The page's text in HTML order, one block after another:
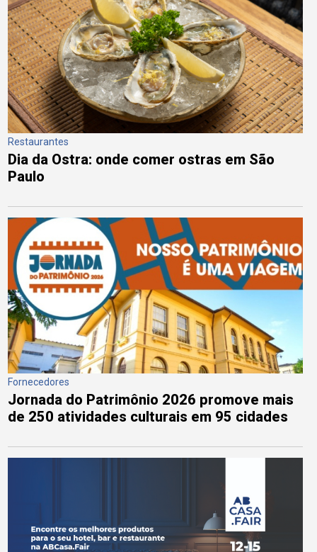
Restaurantes
Dia da Ostra: onde comer ostras em São
Paulo
Fornecedores
Jornada do Patrimônio 2026 promove mais
de 250 atividades culturais em 95 cidades